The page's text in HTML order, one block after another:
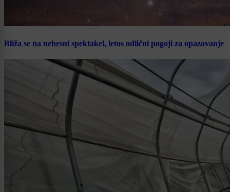
Bliža se na nebesni spektakel, letos odlični pogoji za opazovanje